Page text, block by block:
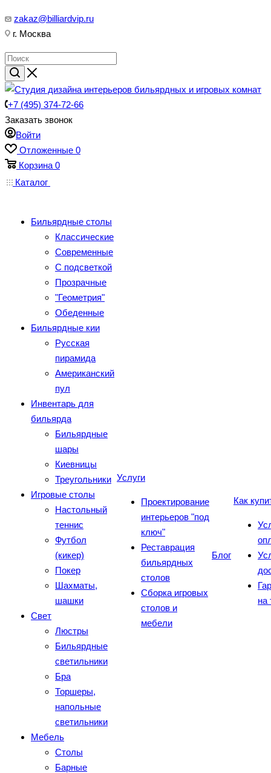
zakaz@billiardvip.ru
г. Москва
+7 (495) 374-72-66
Заказать звонок
Войти
Отложенные 0
Корзина 0
Каталог
Бильярдные столы
Классические
Современные
С подсветкой
Прозрачные
"Геометрия"
Обеденные
Бильярдные кии
Русская
пирамида
Американский
пул
Инвентарь для
бильярда
Бильярдные
шары
Киевницы
Треугольники
Игровые столы
Настольный
теннис
Футбол
(кикер)
Покер
Шахматы,
шашки
Свет
Люстры
Бильярдные
светильники
Бра
Торшеры,
напольные
светильники
Мебель
Столы
Барные
Услуги
Проектирование
интерьеров "под
ключ"
Реставрация
бильярдных
столов
Сборка игровых
столов и
мебели
Блог
Как
на